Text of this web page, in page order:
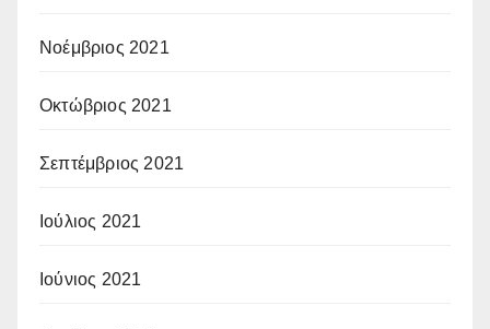
Νοέμβριος 2021
Οκτώβριος 2021
Σεπτέμβριος 2021
Ιούλιος 2021
Ιούνιος 2021